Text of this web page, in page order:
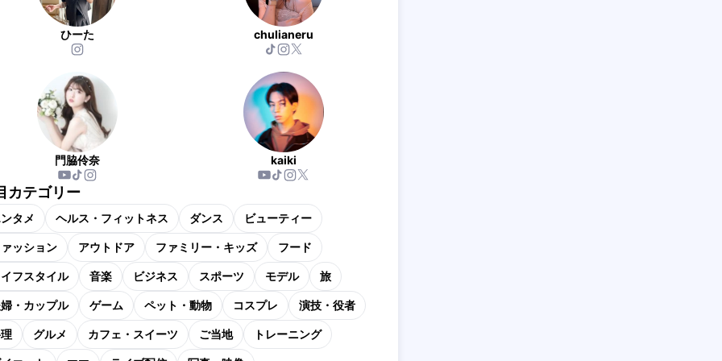
ひーた chulianeru
門脇伶奈 kaiki
カテゴリー
タメ ヘルス・フィットネス ダンス ビューティー
ッション アウトドア ファミリー・キッズ フード
フスタイル 音楽 ビジネス スポーツ モデル 旅
・カップル ゲーム ペット・動物 コスプレ 演技・役者
グルメ カフェ・スイーツ ご当地 トレーニング